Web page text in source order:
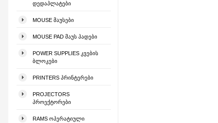
ᲓᲔᲓᲐᲞᲚᲐᲢᲔᲑᲘ
MOUSE ᲛᲐᲣᲡᲔᲑᲘ
MOUSE PAD ᲛᲐᲣᲡ ᲞᲐᲓᲔᲑᲘ
POWER SUPPLIES ᲙᲕᲔᲑᲘᲡ
ᲑᲚᲝᲙᲔᲑᲘ
PRINTERS ᲞᲠᲘᲜᲢᲔᲠᲔᲑᲘ
PROJECTORS
ᲞᲠᲝᲔᲥᲢᲝᲠᲔᲑᲘ
RAMS ᲝᲞᲔᲠᲐᲢᲘᲣᲚᲘ